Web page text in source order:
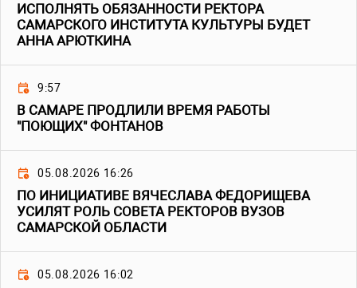
ИСПОЛНЯТЬ ОБЯЗАННОСТИ РЕКТОРА
САМАРСКОГО ИНСТИТУТА КУЛЬТУРЫ БУДЕТ
АННА АРЮТКИНА
9:57
В САМАРЕ ПРОДЛИЛИ ВРЕМЯ РАБОТЫ
"ПОЮЩИХ" ФОНТАНОВ
05.08.2026 16:26
ПО ИНИЦИАТИВЕ ВЯЧЕСЛАВА ФЕДОРИЩЕВА
УСИЛЯТ РОЛЬ СОВЕТА РЕКТОРОВ ВУЗОВ
САМАРСКОЙ ОБЛАСТИ
05.08.2026 16:02